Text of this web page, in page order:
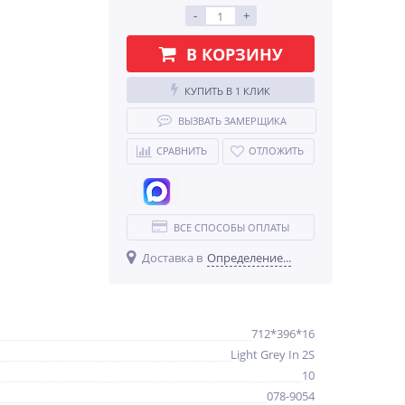
УФ Флэт 90 920*105*16
- +
В КОРЗИНУ
КУПИТЬ В 1 КЛИК
ВЫЗВАТЬ ЗАМЕРЩИКА
СРАВНИТЬ ОТЛОЖИТЬ
ВСЕ СПОСОБЫ ОПЛАТЫ
Доставка в Определение...
712*396*16
Light Grey In 2S
10
078-9054